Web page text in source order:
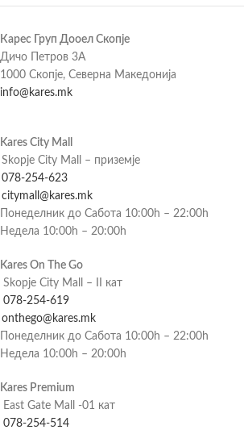
Карес Груп Дооел Скопје
Дичо Петров 3А
1000 Скопје, Северна Македонија
info@kares.mk
Kares City Mall
Skopje City Mall – приземје
078-254-623
citymall@kares.mk
Понеделник до Сабота 10:00h – 22:00h
Недела 10:00h – 20:00h
Kares On The Go
Skopje City Mall – II кат
078-254-619
onthego@kares.mk
Понеделник до Сабота 10:00h – 22:00h
Недела 10:00h – 20:00h
Kares Premium
East Gate Mall -01 кат
078-254-514